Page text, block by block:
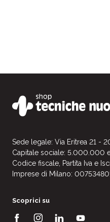
Sede legale: Via Eritrea 21 -
Capitale sociale: 5.000.000
Codice fiscale, Partita Iva e
Imprese di Milano:
Scoprici su